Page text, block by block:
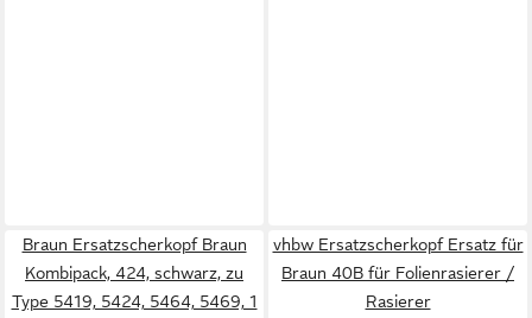
Braun Ersatzscherkopf Braun
Kombipack, 424, schwarz, zu
Type 5419, 5424, 5464, 5469, 1
vhbw Ersatzscherkopf Ersatz für
Braun 40B für Folienrasierer /
Rasierer